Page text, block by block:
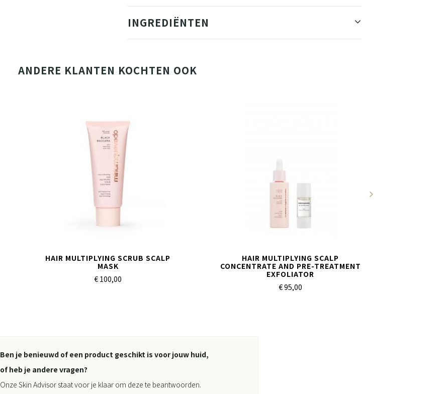
INGREDIËNTEN
ANDERE KLANTEN KOCHTEN OOK
HAIR MULTIPLYING SCRUB SCALP
MASK
€ 100,00
HAIR MULTIPLYING SCALP
CONCENTRATE AND PRE-TREATMENT
EXFOLIATOR
€ 95,00
Ben je benieuwd of een product geschikt is voor jouw huid,
of heb je andere vragen?
Onze Skin Advisor staat voor je klaar om deze te beantwoorden.